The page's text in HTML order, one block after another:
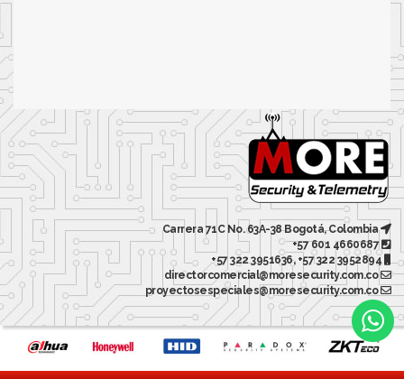
Carrera 71C No. 63A-38 Bogotá, Colombia
+57 601 4660687
+57 322 3951636, +57 322 3952894
directorcomercial@moresecurity.com.co
proyectosespeciales@moresecurity.com.co